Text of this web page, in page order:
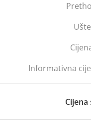
Informativna
Cijena